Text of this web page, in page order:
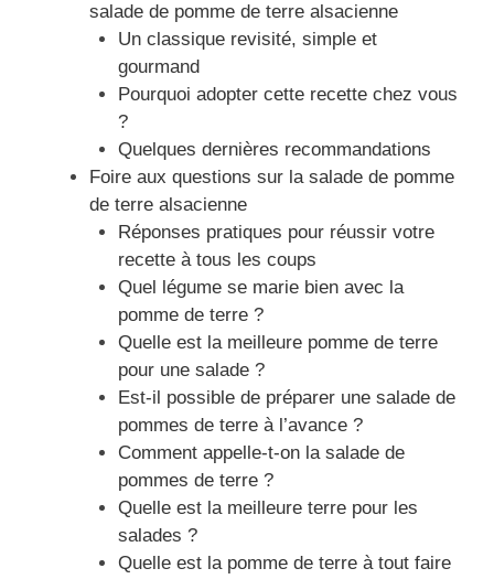
salade de pomme de terre alsacienne
Un classique revisité, simple et
gourmand
Pourquoi adopter cette recette chez vous
?
Quelques dernières recommandations
Foire aux questions sur la salade de pomme
de terre alsacienne
Réponses pratiques pour réussir votre
recette à tous les coups
Quel légume se marie bien avec la
pomme de terre ?
Quelle est la meilleure pomme de terre
pour une salade ?
Est-il possible de préparer une salade de
pommes de terre à l’avance ?
Comment appelle-t-on la salade de
pommes de terre ?
Quelle est la meilleure terre pour les
salades ?
Quelle est la pomme de terre à tout faire